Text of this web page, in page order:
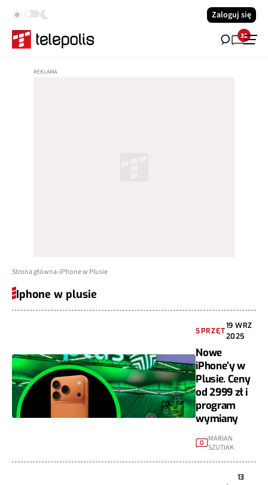
Zaloguj się
32
Strona główna iPhone w Plusie
Iphone w plusie
SPRZĘT
19 WRZ
2025
Nowe
iPhone’y w
Plusie. Ceny
od 2999 zł i
program
wymiany
0
MARIAN
SZUTIAK
13